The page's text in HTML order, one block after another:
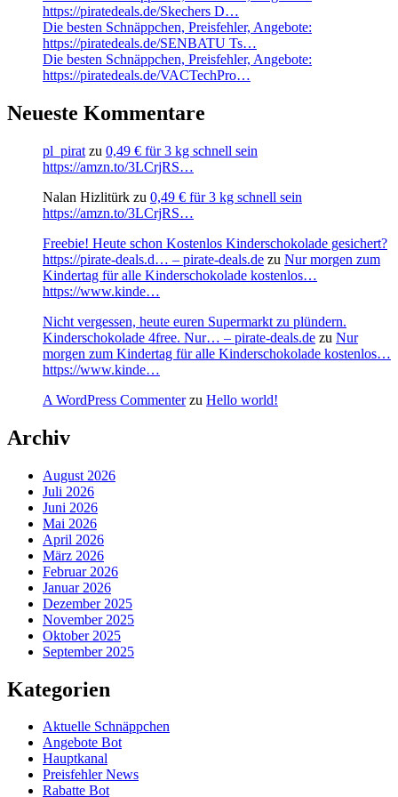
https://piratedeals.de/Skechers D…
Die besten Schnäppchen, Preisfehler, Angebote:
https://piratedeals.de/SENBATU Ts…
Die besten Schnäppchen, Preisfehler, Angebote:
https://piratedeals.de/VACTechPro…
Neueste Kommentare
pl_pirat zu 0,49 € für 3 kg schnell sein
https://amzn.to/3LCrjRS…
Nalan Hizlitürk zu 0,49 € für 3 kg schnell sein
https://amzn.to/3LCrjRS…
Freebie! Heute schon Kostenlos Kinderschokolade gesichert?
https://pirate-deals.d… – pirate-deals.de zu Nur morgen zum
Kindertag für alle Kinderschokolade kostenlos…
https://www.kinde…
Nicht vergessen, heute euren Supermarkt zu plündern.
Kinderschokolade 4free. Nur… – pirate-deals.de zu Nur
morgen zum Kindertag für alle Kinderschokolade kostenlos…
https://www.kinde…
A WordPress Commenterzu Hello world!
Archiv
August 2026
Juli 2026
Juni 2026
Mai 2026
April 2026
März 2026
Februar 2026
Januar 2026
Dezember 2025
November 2025
Oktober 2025
September 2025
Kategorien
Aktuelle Schnäppchen
Angebote Bot
Hauptkanal
Preisfehler News
Rabatte Bot